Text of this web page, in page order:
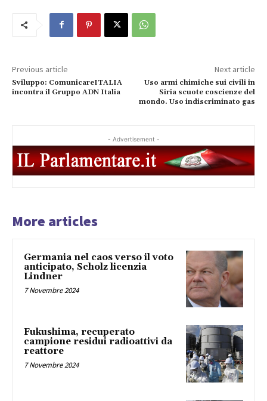
Previous article
Sviluppo: ComunicareITALIA
incontra il Gruppo ADN Italia
Next article
Uso armi chimiche sui civili in
Siria scuote coscienze del
mondo. Uso indiscriminato gas
- Advertisement -
More articles
Germania nel caos verso il voto
anticipato, Scholz licenzia
Lindner
7 Novembre 2024
Fukushima, recuperato
campione residui radioattivi da
reattore
7 Novembre 2024